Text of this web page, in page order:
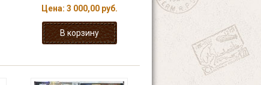
Цена: 3 000,00 руб.